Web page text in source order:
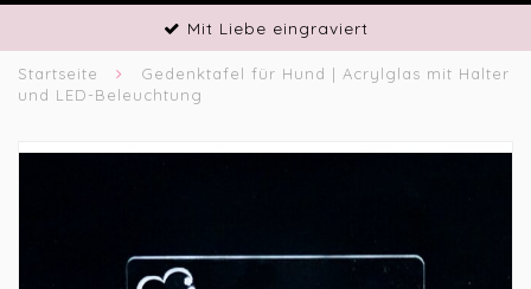
Mit Liebe eingraviert
Startseite
Gedenktafel für Hund | Acrylglas mit Halter
und LED-Beleuchtung